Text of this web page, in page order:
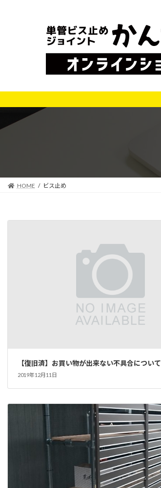
HOME ビス止め
【復旧済】お買い物が出来ない不具合について
2019年12月11日